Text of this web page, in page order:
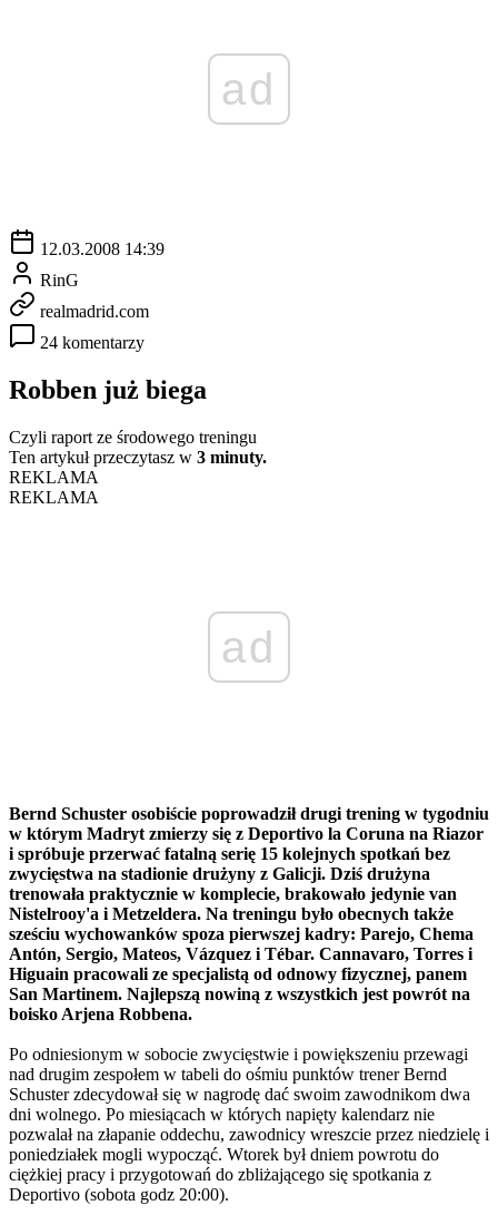
ad
12.03.2008 14:39
RinG
realmadrid.com
24 komentarzy
Robben już biega
Czyli raport ze środowego treningu
Ten artykuł przeczytasz w 3 minuty.
REKLAMA
REKLAMA
ad
Bernd Schuster osobiście poprowadził drugi trening w tygodniu
w którym Madryt zmierzy się z Deportivo la Coruna na Riazor
i spróbuje przerwać fatalną serię 15 kolejnych spotkań bez
zwycięstwa na stadionie drużyny z Galicji. Dziś drużyna
trenowała praktycznie w komplecie, brakowało jedynie van
Nistelrooy'a i Metzeldera. Na treningu było obecnych także
sześciu wychowanków spoza pierwszej kadry: Parejo, Chema
Antón, Sergio, Mateos, Vázquez i Tébar. Cannavaro, Torres i
Higuain pracowali ze specjalistą od odnowy fizycznej, panem
San Martinem. Najlepszą nowiną z wszystkich jest powrót na
boisko Arjena Robbena.
Po odniesionym w sobocie zwycięstwie i powiększeniu przewagi
nad drugim zespołem w tabeli do ośmiu punktów trener Bernd
Schuster zdecydował się w nagrodę dać swoim zawodnikom dwa
dni wolnego. Po miesiącach w których napięty kalendarz nie
pozwalał na złapanie oddechu, zawodnicy wreszcie przez niedzielę i
poniedziałek mogli wypocząć. Wtorek był dniem powrotu do
ciężkiej pracy i przygotowań do zbliżającego się spotkania z
Deportivo (sobota godz 20:00).